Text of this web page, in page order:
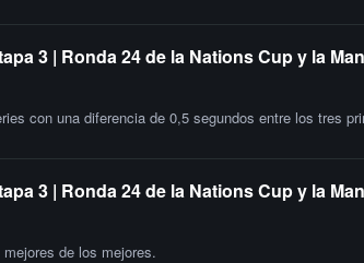
3 | Ronda 24 de la Nations Cup y la
con una diferencia de 0,5 segundos entre los tres
3 | Ronda 24 de la Nations Cup y la
de los mejores.